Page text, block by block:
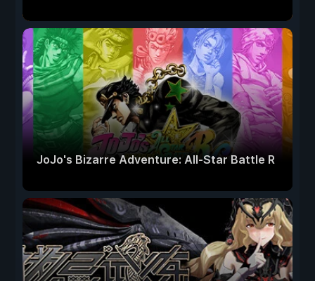
JoJo's Bizarre Adventure: All-Star Battle R